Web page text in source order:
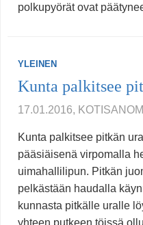
polkupyörät ovat
YLEINEN
Kunta palkitsee
17.01.2016,
Kunta palkitsee pitkän
pääsiäisenä virpomalla
uimahallilipun. Pitkän
pelkästään haudalla
kunnasta pitkälle uralle